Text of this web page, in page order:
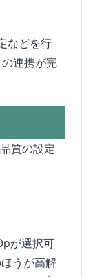
などを行
連携が完
質の設定
が選択可
うが高解